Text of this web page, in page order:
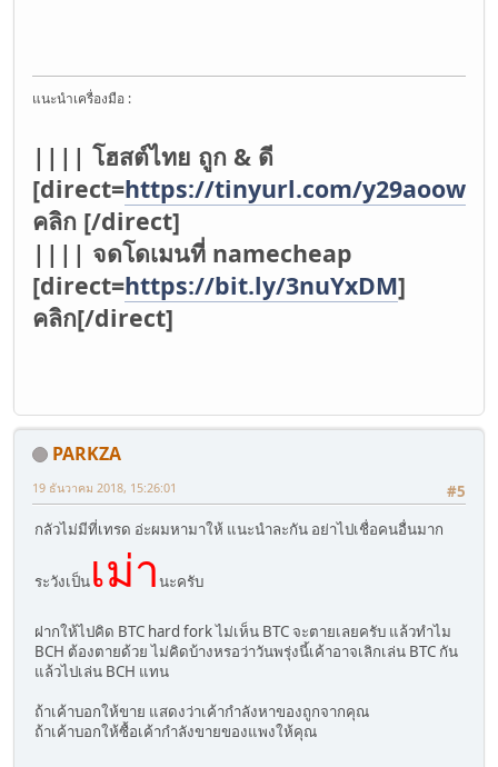
แนะนำเครื่องมือ :
|||| โฮสต์ไทย ถูก & ดี
[direct=https://tinyurl.com/y29aoowv
คลิก [/direct]
|||| จดโดเมนที่ namecheap
[direct=https://bit.ly/3nuYxDM]
คลิก[/direct]
PARKZA
#5
19 ธันวาคม 2018, 15:26:01
กลัวไม่มีที่เทรด อ่ะผมหามาให้ แนะนำละกัน อย่าไปเชื่อคนอื่นมาก
ระวังเป็นเม่านะครับ
ฝากให้ไปคิด BTC hard fork ไม่เห็น BTC จะตายเลยครับ แล้วทำไม
BCH ต้องตายด้วย ไม่คิดบ้างหรอว่าวันพรุ่งนี้เค้าอาจเลิกเล่น BTC กัน
แล้วไปเล่น BCH แทน
ถ้าเค้าบอกให้ขาย แสดงว่าเค้ากำลังหาของถูกจากคุณ
ถ้าเค้าบอกให้ซื้อเค้ากำลังขายของแพงให้คุณ